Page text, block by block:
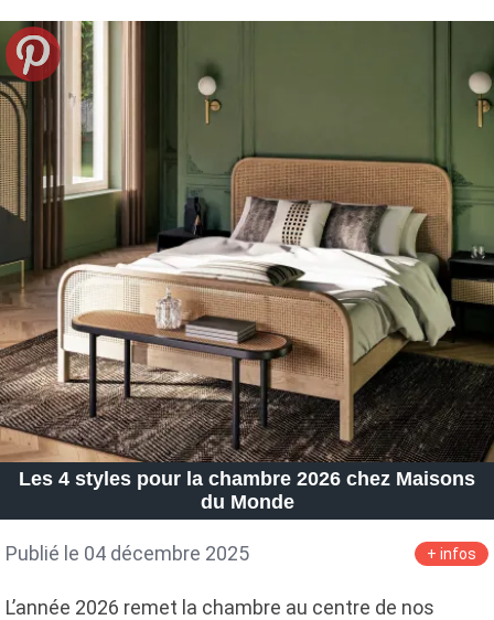
Les 4 styles pour la chambre 2026 chez Maisons
du Monde
Publié le 04 décembre 2025 + infos
L’année 2026 remet la chambre au centre de nos